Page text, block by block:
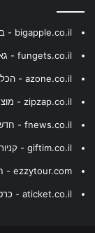
bigapple.co.il - בלוג בניית אתרים
fungets.co.il - גאדג'טים הכי שווים
azone.co.il - הכל על קניה באמזון
zipzap.co.il - מוצרי חשמל במחירים הגיוניים
fnews.co.il - חדשות כלכלה
giftim.co.il - קניות באינטרנט
ezzytour.com - חופשות בארץ ובעולם
aticket.co.il - כרטיסים להופעות